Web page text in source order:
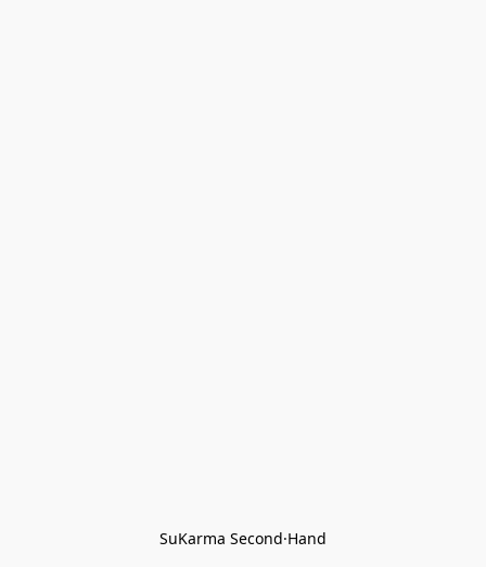
SuKarma Second·Hand